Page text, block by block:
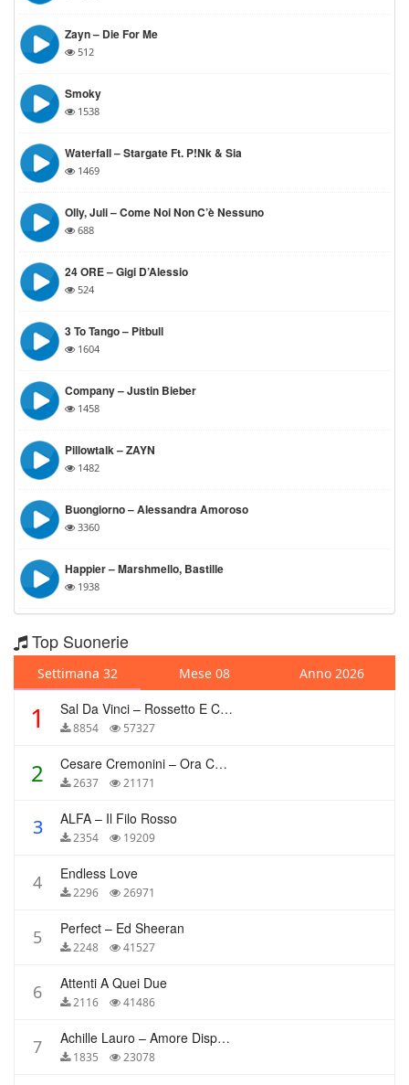
Zayn – Die For Me
512
Smoky
1538
Waterfall – Stargate Ft. P!nk & Sia
1469
Olly, Juli – Come Noi Non C’è Nessuno
688
24 ORE – Gigi D’Alessio
524
3 To Tango – Pitbull
1604
Company – Justin Bieber
1458
Pillowtalk – ZAYN
1482
Buongiorno – Alessandra Amoroso
3360
Happier – Marshmello, Bastille
1938
Top Suonerie
Settimana 32 Mese 08 Anno 2026
1 Sal Da Vinci – Rossetto E Caffè
8854 57327
2 Cesare Cremonini – Ora Che Non Ho Più Te
2637 21171
3 ALFA – Il Filo Rosso
2354 19209
4 Endless Love
2296 26971
5 Perfect – Ed Sheeran
2248 41527
6 Attenti A Quei Due
2116 41486
7 Achille Lauro – Amore Disperato
1835 23078